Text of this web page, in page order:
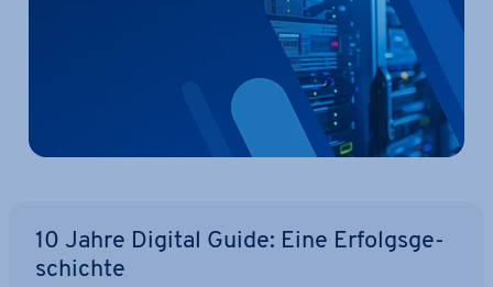
10 Jahre Digital Guide: Eine Er­folgs­ge­
schich­te